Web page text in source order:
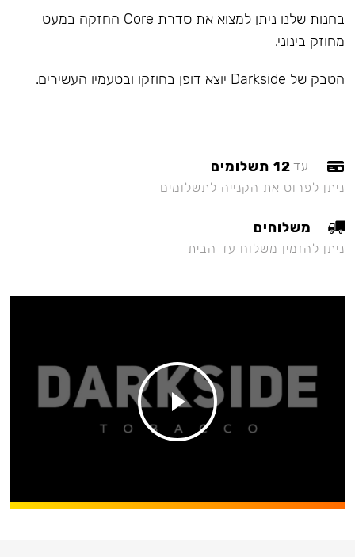
בחנות שלנו ניתן למצוא את סדרת Core החזקה במעט
מחוזק בינוני.
הטבק של Darkside יוצא דופן בחוזקו ובטעמיו העשירים.
עד 12 תשלומים
ניתן לפרוס את הקנייה לתשלומים
משלוחים
ניתן להזמין משלוח עד הבית